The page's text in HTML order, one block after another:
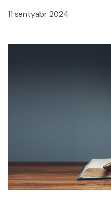
11 sentyabr 2024